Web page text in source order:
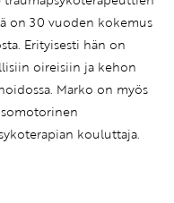
on 30 vuoden kokemus
Erityisesti hän on
oireisiin ja kehon
Marko on myös
kouluttaja.